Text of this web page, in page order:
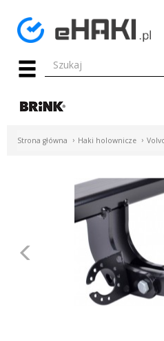
Menu
HAKI
ELEKTRYCZNE
Strona główna Haki holownicze
Poprzednie